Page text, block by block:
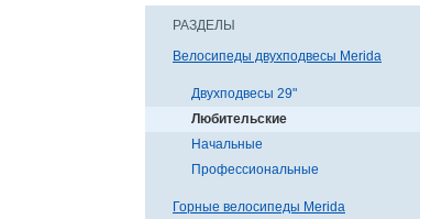
РАЗДЕЛЫ
Велосипеды двухподвесы Merida
Двухподвесы 29"
Любительские
Начальные
Профессиональные
Горные велосипеды Merida